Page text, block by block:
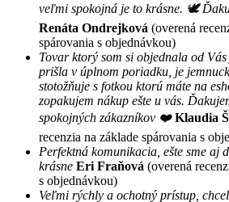
veľmi spokojná je to krásne. 🕊
Renáta Ondrejková (overená
spárovania s objednávkou)
Tovar ktorý som si objednala od
prišla v úplnom poriadku, je
stotožňuje s fotkou ktorú máte na
zopakujem nákup ešte u vás.
spokojných zákazníkov ❤️ Klaudia
recenzia na základe spárovania s
Perfektná komunikacia, ešte sme aj
krásne Eri Fraňová (overená
s objednávkou)
Veľmi rýchly a ochotný prístup,